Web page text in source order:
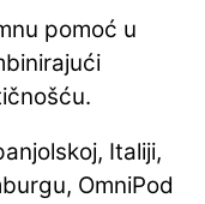
pomoć u
Italiji,
OmniPod